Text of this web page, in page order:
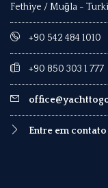
Fethiye / Muğla -
+90 542 484 1010
+90 850 303 1 777
Entre em